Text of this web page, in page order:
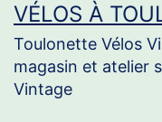
VÉLOS À
Toulonette Vélos
magasin et atelier
Vintage